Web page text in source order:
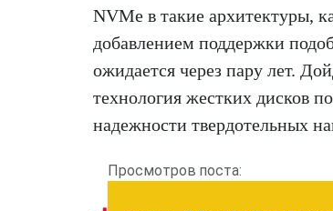
NVMe в такие архитектуры,
добавлением поддержки
ожидается через пару лет.
технология жестких дисков
надежности твердотельных
Просмотров поста: